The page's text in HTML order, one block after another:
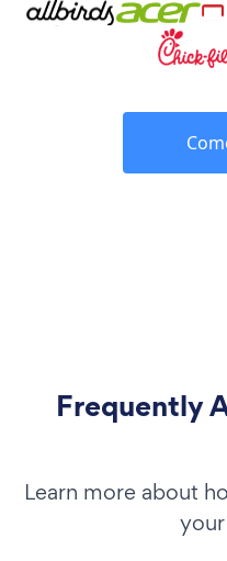
Frequently
Learn more about